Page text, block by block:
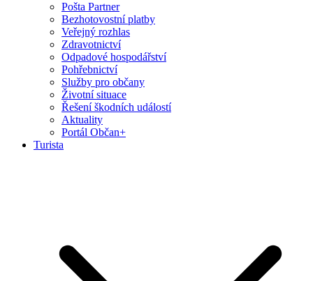
Pošta Partner
Bezhotovostní platby
Veřejný rozhlas
Zdravotnictví
Odpadové hospodářství
Pohřebnictví
Služby pro občany
Životní situace
Řešení škodních událostí
Aktuality
Portál Občan+
Turista